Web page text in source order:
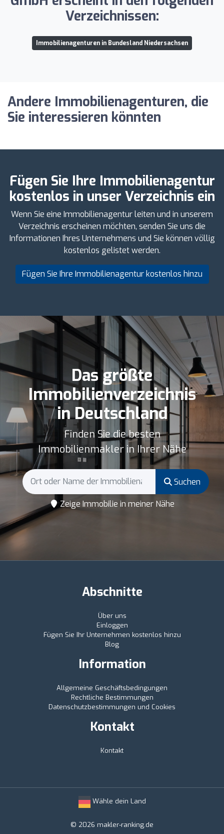
Verzeichnissen:
Immobilienagenturen in Bundesland Niedersachsen
Andere Immobilienagenturen, die
Sie interessieren könnten
Fügen Sie Ihre Immobilienagentur
kostenlos in unser Verzeichnis ein
Wenn Sie eine Immobilienagentur leiten und in unserem
Verzeichnis erscheinen möchten, senden Sie uns die
Informationen Ihres Unternehmens und Sie können völlig
kostenlos gelistet werden.
Fügen Sie Ihre Immobilienagentur kostenlos hinzu
Das größte
Immobilienverzeichnis
in Deutschland
Finden Sie die besten
Immobilienmakler in Ihrer Nähe
Suchen
Zeige Immobilie in meiner Nähe
Abschnitte
Über uns
Einloggen
Fügen Sie Ihr Unternehmen kostenlos hinzu
Blog
Information
Allgemeine Geschäftsbedingungen
Rechtliche Bestimmungen
Datenschutzbestimmungen und Cookies
Kontakt
Kontakt
Wähle dein Land
© 2026 makler-ranking.de